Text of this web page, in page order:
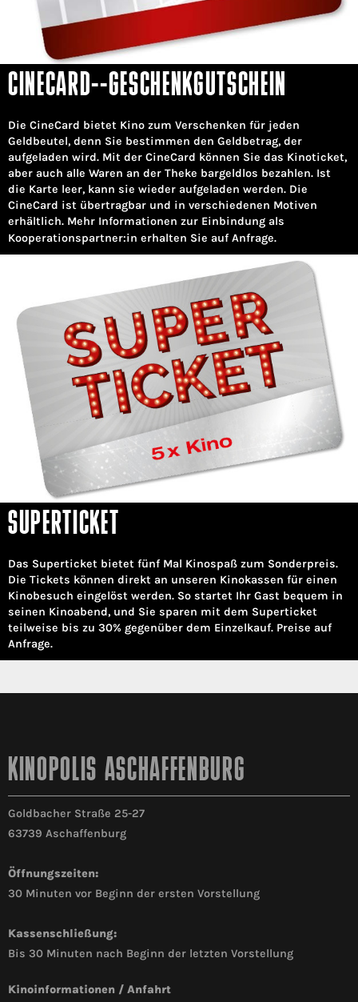
CINECARD--GESCHENKGUTSCHEIN
Die CineCard bietet Kino zum Verschenken für jeden
Geldbeutel, denn Sie bestimmen den Geldbetrag, der
aufgeladen wird. Mit der CineCard können Sie das Kinoticket,
aber auch alle Waren an der Theke bargeldlos bezahlen. Ist
die Karte leer, kann sie wieder aufgeladen werden. Die
CineCard ist übertragbar und in verschiedenen Motiven
erhältlich. Mehr Informationen zur Einbindung als
Kooperationspartner:in erhalten Sie auf Anfrage.
SUPERTICKET
Das Superticket bietet fünf Mal Kinospaß zum Sonderpreis.
Die Tickets können direkt an unseren Kinokassen für einen
Kinobesuch eingelöst werden. So startet Ihr Gast bequem in
seinen Kinoabend, und Sie sparen mit dem Superticket
teilweise bis zu 30% gegenüber dem Einzelkauf. Preise auf
Anfrage.
KINOPOLIS ASCHAFFENBURG
Goldbacher Straße 25-27
63739 Aschaffenburg
Öffnungszeiten:
30 Minuten vor Beginn der ersten Vorstellung
Kassenschließung:
Bis 30 Minuten nach Beginn der letzten Vorstellung
Kinoinformationen / Anfahrt